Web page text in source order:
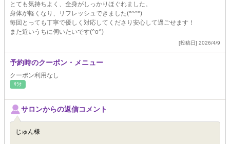
とても気持ちよく、全身がしっかりほぐれました。
身体が軽くなり、リフレッシュできました(*^^*)
毎回とっても丁寧で優しく対応してくださり安心して過ごせます！
また近いうちに伺いたいです(^o^)
[投稿日] 2026/4/9
予約時のクーポン・メニュー
クーポン利用なし
ﾘﾗｸ
サロンからの返信コメント
じゅん様